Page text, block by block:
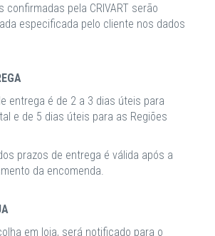
confirmadas pela CRIVART serão
especificada pelo cliente nos dados
entrega é de 2 a 3 dias úteis para
e de 5 dias úteis para as Regiões
prazos de entrega é válida após a
da encomenda.
em loja, será notificado para o